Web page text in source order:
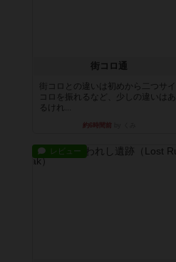
街コロ通
街コロとの違いは初めから二つサイ
コロを振れるなど、少しの違いはあ
るけれ...
約6時間前
レビュー